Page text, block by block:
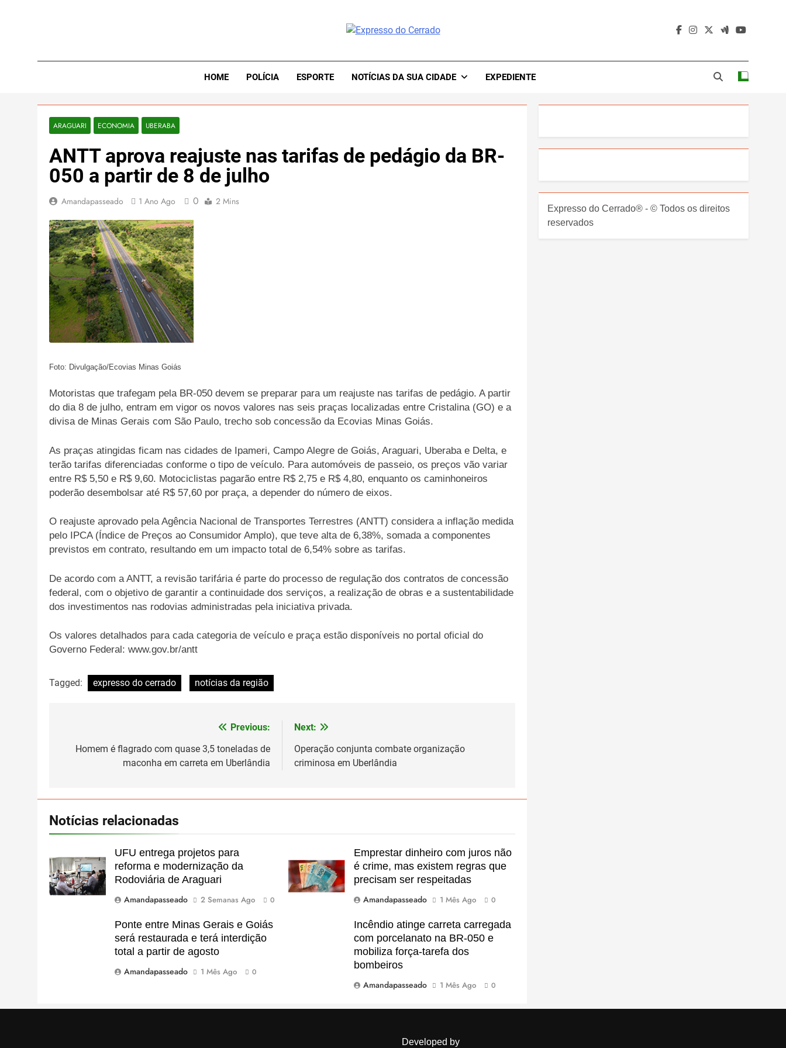
HOME POLÍCIA ESPORTE NOTÍCIAS DA SUA CIDADE EXPEDIENTE
ARAGUARI ECONOMIA UBERABA
ANTT aprova reajuste nas tarifas de pedágio da BR-
050 a partir de 8 de julho
Amandapasseado 1 Ano Ago 0 2 Mins
Foto: Divulgação/Ecovias Minas Goiás
Motoristas que trafegam pela BR-050 devem se preparar para um reajuste nas tarifas de pedágio. A partir
do dia 8 de julho, entram em vigor os novos valores nas seis praças localizadas entre Cristalina (GO) e a
divisa de Minas Gerais com São Paulo, trecho sob concessão da Ecovias Minas Goiás.
As praças atingidas ficam nas cidades de Ipameri, Campo Alegre de Goiás, Araguari, Uberaba e Delta, e
terão tarifas diferenciadas conforme o tipo de veículo. Para automóveis de passeio, os preços vão variar
entre R$ 5,50 e R$ 9,60. Motociclistas pagarão entre R$ 2,75 e R$ 4,80, enquanto os caminhoneiros
poderão desembolsar até R$ 57,60 por praça, a depender do número de eixos.
O reajuste aprovado pela Agência Nacional de Transportes Terrestres (ANTT) considera a inflação medida
pelo IPCA (Índice de Preços ao Consumidor Amplo), que teve alta de 6,38%, somada a componentes
previstos em contrato, resultando em um impacto total de 6,54% sobre as tarifas.
De acordo com a ANTT, a revisão tarifária é parte do processo de regulação dos contratos de concessão
federal, com o objetivo de garantir a continuidade dos serviços, a realização de obras e a sustentabilidade
dos investimentos nas rodovias administradas pela iniciativa privada.
Os valores detalhados para cada categoria de veículo e praça estão disponíveis no portal oficial do
Governo Federal: www.gov.br/antt
Tagged: expresso do cerrado notícias da região
Previous:
Homem é flagrado com quase 3,5 toneladas de
maconha em carreta em Uberlândia
Next:
Operação conjunta combate organização
criminosa em Uberlândia
Notícias relacionadas
UFU entrega projetos para
reforma e modernização da
Rodoviária de Araguari
Amandapasseado
2 Semanas Ago 0
Emprestar dinheiro com juros não
é crime, mas existem regras que
precisam ser respeitadas
Amandapasseado
1 Mês Ago 0
Ponte entre Minas Gerais e Goiás
será restaurada e terá interdição
total a partir de agosto
Amandapasseado
1 Mês Ago 0
Incêndio atinge carreta carregada
com porcelanato na BR-050 e
mobiliza força-tarefa dos
bombeiros
Amandapasseado
1 Mês Ago 0
Expresso do Cerrado® - © Todos os direitos
reservados
Developed by